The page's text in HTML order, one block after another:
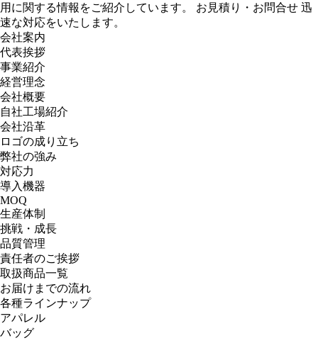
用に関する情報をご紹介しています。 お見積り・お問合せ 迅
速な対応をいたします。
会社案内
代表挨拶
事業紹介
経営理念
会社概要
自社工場紹介
会社沿革
ロゴの成り立ち
弊社の強み
対応力
導入機器
MOQ
生産体制
挑戦・成長
品質管理
責任者のご挨拶
取扱商品一覧
お届けまでの流れ
各種ラインナップ
アパレル
バッグ